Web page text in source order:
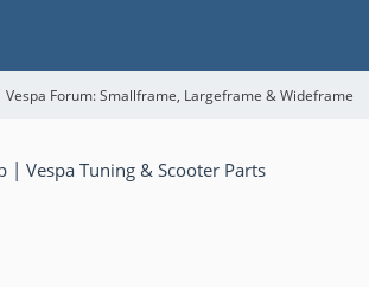
Vespa Forum: Smallframe, Largeframe & Wideframe